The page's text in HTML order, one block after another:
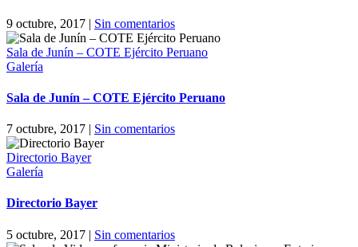
9 octubre, 2017 | Sin comentarios
Sala de Junín – COTE Ejército Peruano
Galería
Sala de Junín – COTE Ejército Peruano
7 octubre, 2017 | Sin comentarios
Directorio Bayer
Galería
Directorio Bayer
5 octubre, 2017 | Sin comentarios